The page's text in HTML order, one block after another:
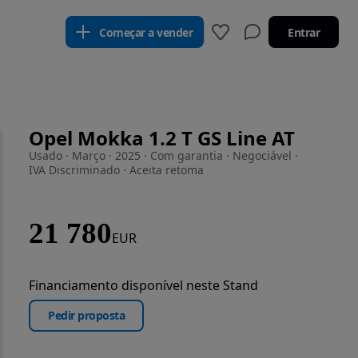
Começar a vender Entrar
Opel Mokka 1.2 T GS Line AT
Usado · Março · 2025 · Com garantia · Negociável ·
IVA Discriminado · Aceita retoma
21 780EUR
Financiamento disponível neste Stand
Pedir proposta